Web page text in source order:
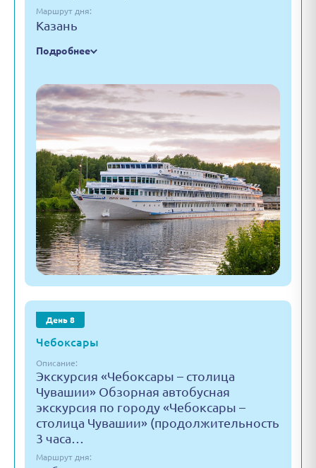
Маршрут дня:
Казань
Подробнее
День 8
Чебоксары
Описание:
Экскурсия «Чебоксары – столица
Чувашии» Обзорная автобусная
экскурсия по городу «Чебоксары –
столица Чувашии» (продолжительность
3 часа…
Маршрут дня: